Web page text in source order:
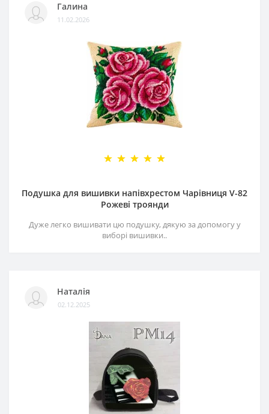
Галина
11.02.2026
Подушка для вишивки напівхрестом Чарівниця V-82
Рожеві троянди
Дуже легко вишивати цю подушку, дякую за допомогу у
виборі вишивки..
Наталія
02.12.2025